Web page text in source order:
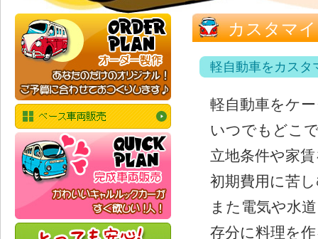
カスタマ
軽自動車をカスタ
軽自動車をケ
いつでもどこ
立地条件や家
初期費用に苦
また電気や水
存分に料理を